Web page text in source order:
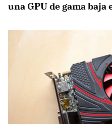
una GPU de gama baja